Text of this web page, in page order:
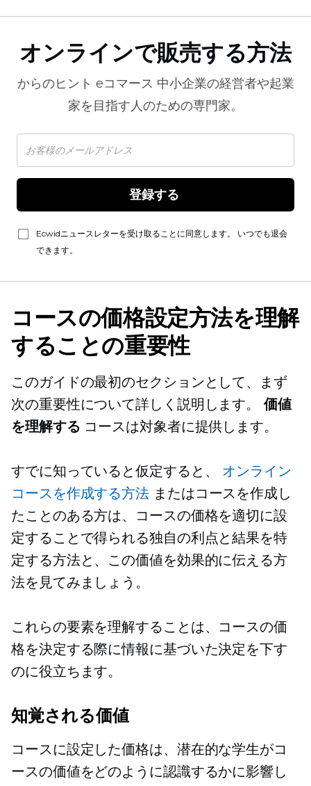
オンラインで販売する方法
からのヒント eコマース 中小企業の経営者や起業
家を目指す人のための専門家。
Ecwidニュースレターを受け取ることに同意します。 いつでも退会
できます。
コースの価格設定方法を理解
することの重要性
このガイドの最初のセクションとして、まず
次の重要性について詳しく説明します。価値
を理解する コースは対象者に提供します。
すでに知っていると仮定すると、 オンライン
コースを作成する方法 またはコースを作成し
たことのある方は、コースの価格を適切に設
定することで得られる独自の利点と結果を特
定する方法と、この価値を効果的に伝える方
法を見てみましょう。
これらの要素を理解することは、コースの価
格を決定する際に情報に基づいた決定を下す
のに役立ちます。
知覚される価値
コースに設定した価格は、潜在的な学生がコ
ースの価値をどのように認識するかに影響し